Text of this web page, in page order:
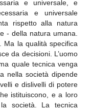
e universale, e
e universale
rispetto alla natura
- della natura umana.
Ma la qualità specifica
da decisioni. L’uomo
quale tecnica venga
nella società dipende
e dislivelli di potere
istituiscono, e a loro
società. La tecnica